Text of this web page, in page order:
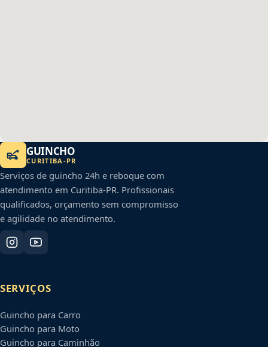
GUINCHO
CURITIBA -PR
Serviços de guincho 24h e reboque com
atendimento em Curitiba-PR. Profissionais
qualificados, orçamento sem compromisso
e agilidade no atendimento.
SERVIÇOS
Guincho para Carro
Guincho para Moto
Guincho para Caminhão